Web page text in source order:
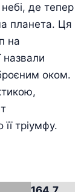
де тепер
планета. Ця
на
назвали
оком.
тріумфу.